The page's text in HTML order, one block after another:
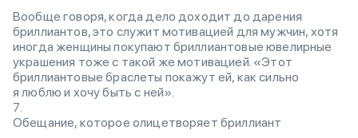
Вообще говоря, когда дело доходит до дарения
бриллиантов, это служит мотивацией для мужчин, хотя
иногда женщины покупают бриллиантовые ювелирные
украшения тоже с такой же мотивацией. «Этот
бриллиантовые браслеты покажут ей, как сильно
я люблю и хочу быть с ней».
Обещание, которое олицетворяет бриллиант